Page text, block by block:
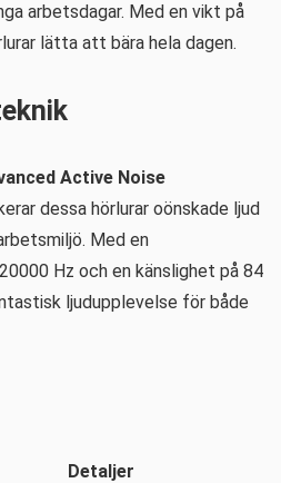
arbetsdagar. Med en vikt på
lätta att bära hela dagen.
Active Noise
dessa hörlurar oönskade ljud
Med en
Hz och en känslighet på 84
ljudupplevelse för både
Detaljer